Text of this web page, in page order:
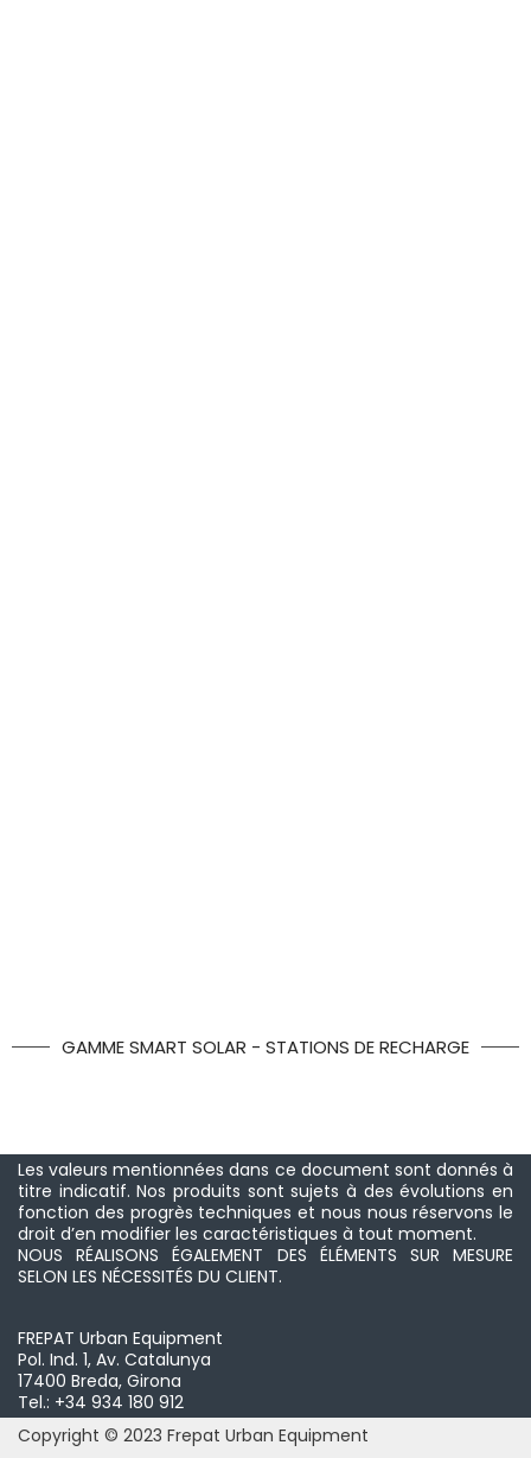
GAMME SMART SOLAR - STATIONS DE RECHARGE
Les valeurs mentionnées dans ce document sont donnés à
titre indicatif. Nos produits sont sujets à des évolutions en
fonction des progrès techniques et nous nous réservons le
droit d’en modifier les caractéristiques à tout moment.
NOUS RÉALISONS ÉGALEMENT DES ÉLÉMENTS SUR MESURE
SELON LES NÉCESSITÉS DU CLIENT.
FREPAT Urban Equipment
Pol. Ind. 1, Av. Catalunya
17400 Breda, Girona
Tel.: +34 934 180 912
Copyright © 2023 Frepat Urban Equipment